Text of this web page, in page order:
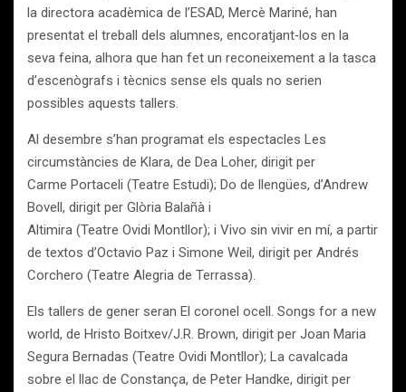
la directora acadèmica de l’ESAD, Mercè Mariné, han
presentat el treball dels alumnes, encoratjant‐los en la
seva feina, alhora que han fet un reconeixement a la tasca
d’escenògrafs i tècnics sense els quals no serien
possibles aquests tallers.
Al desembre s’han programat els espectacles Les
circumstàncies de Klara, de Dea Loher, dirigit per
Carme Portaceli (Teatre Estudi); Do de llengües, d’Andrew
Bovell, dirigit per Glòria Balañà i
Altimira (Teatre Ovidi Montllor); i Vivo sin vivir en mí, a partir
de textos d’Octavio Paz i Simone Weil, dirigit per Andrés
Corchero (Teatre Alegria de Terrassa).
Els tallers de gener seran El coronel ocell. Songs for a new
world, de Hristo Boitxev/J.R. Brown, dirigit per Joan Maria
Segura Bernadas (Teatre Ovidi Montllor); La cavalcada
sobre el llac de Constança, de Peter Handke, dirigit per